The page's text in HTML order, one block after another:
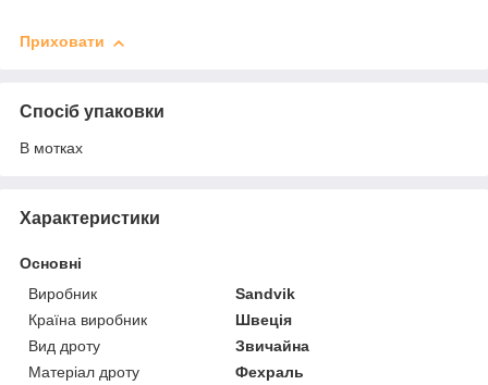
Приховати
Спосіб упаковки
В мотках
Характеристики
Основні
Виробник
Sandvik
Країна виробник
Швеція
Вид дроту
Звичайна
Матеріал дроту
Фехраль